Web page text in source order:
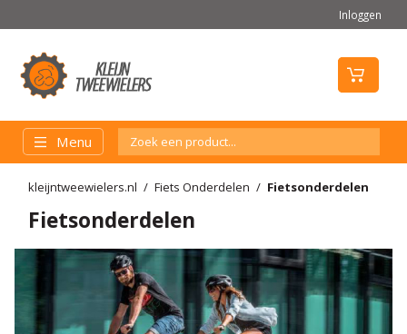
Inloggen
Menu
kleijntweewielers.nl Fiets Onderdelen Fietsonderdelen
Fietsonderdelen